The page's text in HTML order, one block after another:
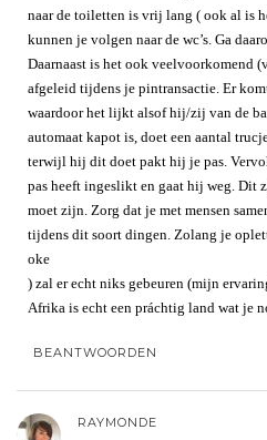
naar de toiletten is vrij lang ( ook al is
kunnen je volgen naar de wc’s. Ga
Daarnaast is het ook veelvoorkomend
afgeleid tijdens je pintransactie. Er
waardoor het lijkt alsof hij/zij van de
automaat kapot is, doet een aantal
terwijl hij dit doet pakt hij je pas.
pas heeft ingeslikt en gaat hij weg. Dit
moet zijn. Zorg dat je met mensen
tijdens dit soort dingen. Zolang je
oke
) zal er echt niks gebeuren (mijn
Afrika is echt een práchtig land wat je
BEANTWOORDEN
RAYMONDE